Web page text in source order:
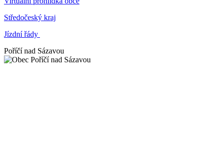
Středočeský kraj
Jízdní řády
Poříčí nad Sázavou